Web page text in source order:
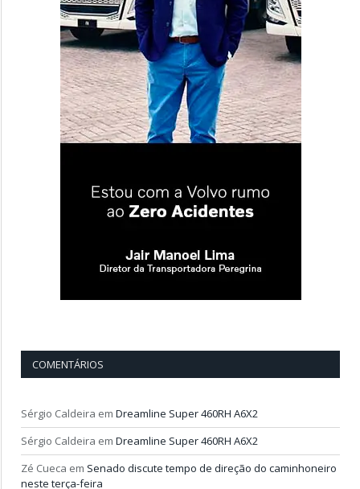
COMENTÁRIOS
Sérgio Caldeira em Dreamline Super 460RH A6X2
Sérgio Caldeira em Dreamline Super 460RH A6X2
Zé Cueca em Senado discute tempo de direção do caminhoneiro
neste terça-feira